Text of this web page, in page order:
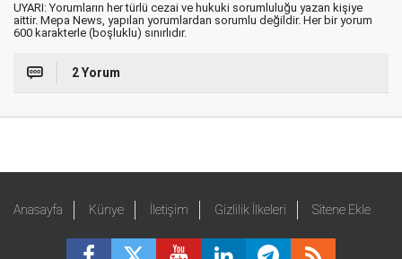
UYARI: Yorumların her türlü cezai ve hukuki sorumluluğu yazan kişiye
aittir. Mepa News, yapılan yorumlardan sorumlu değildir. Her bir yorum
600 karakterle (boşluklu) sınırlıdır.
2 Yorum
Anasayfa Künye İletişim Gizlilik İlkeleri Sitene Ekle